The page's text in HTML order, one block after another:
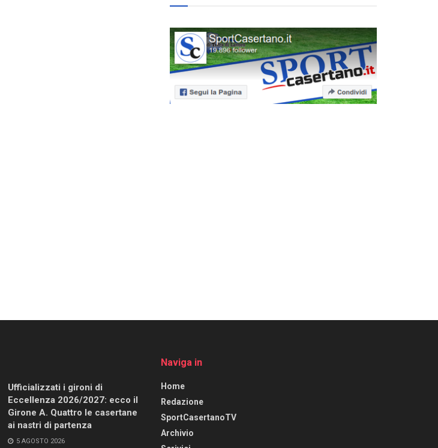
Ufficializzati i gironi di
Eccellenza 2026/2027: ecco il
Girone A. Quattro le casertane
ai nastri di partenza
5 AGOSTO 2026
Naviga in
Home
Redazione
SportCasertanoTV
Archivio